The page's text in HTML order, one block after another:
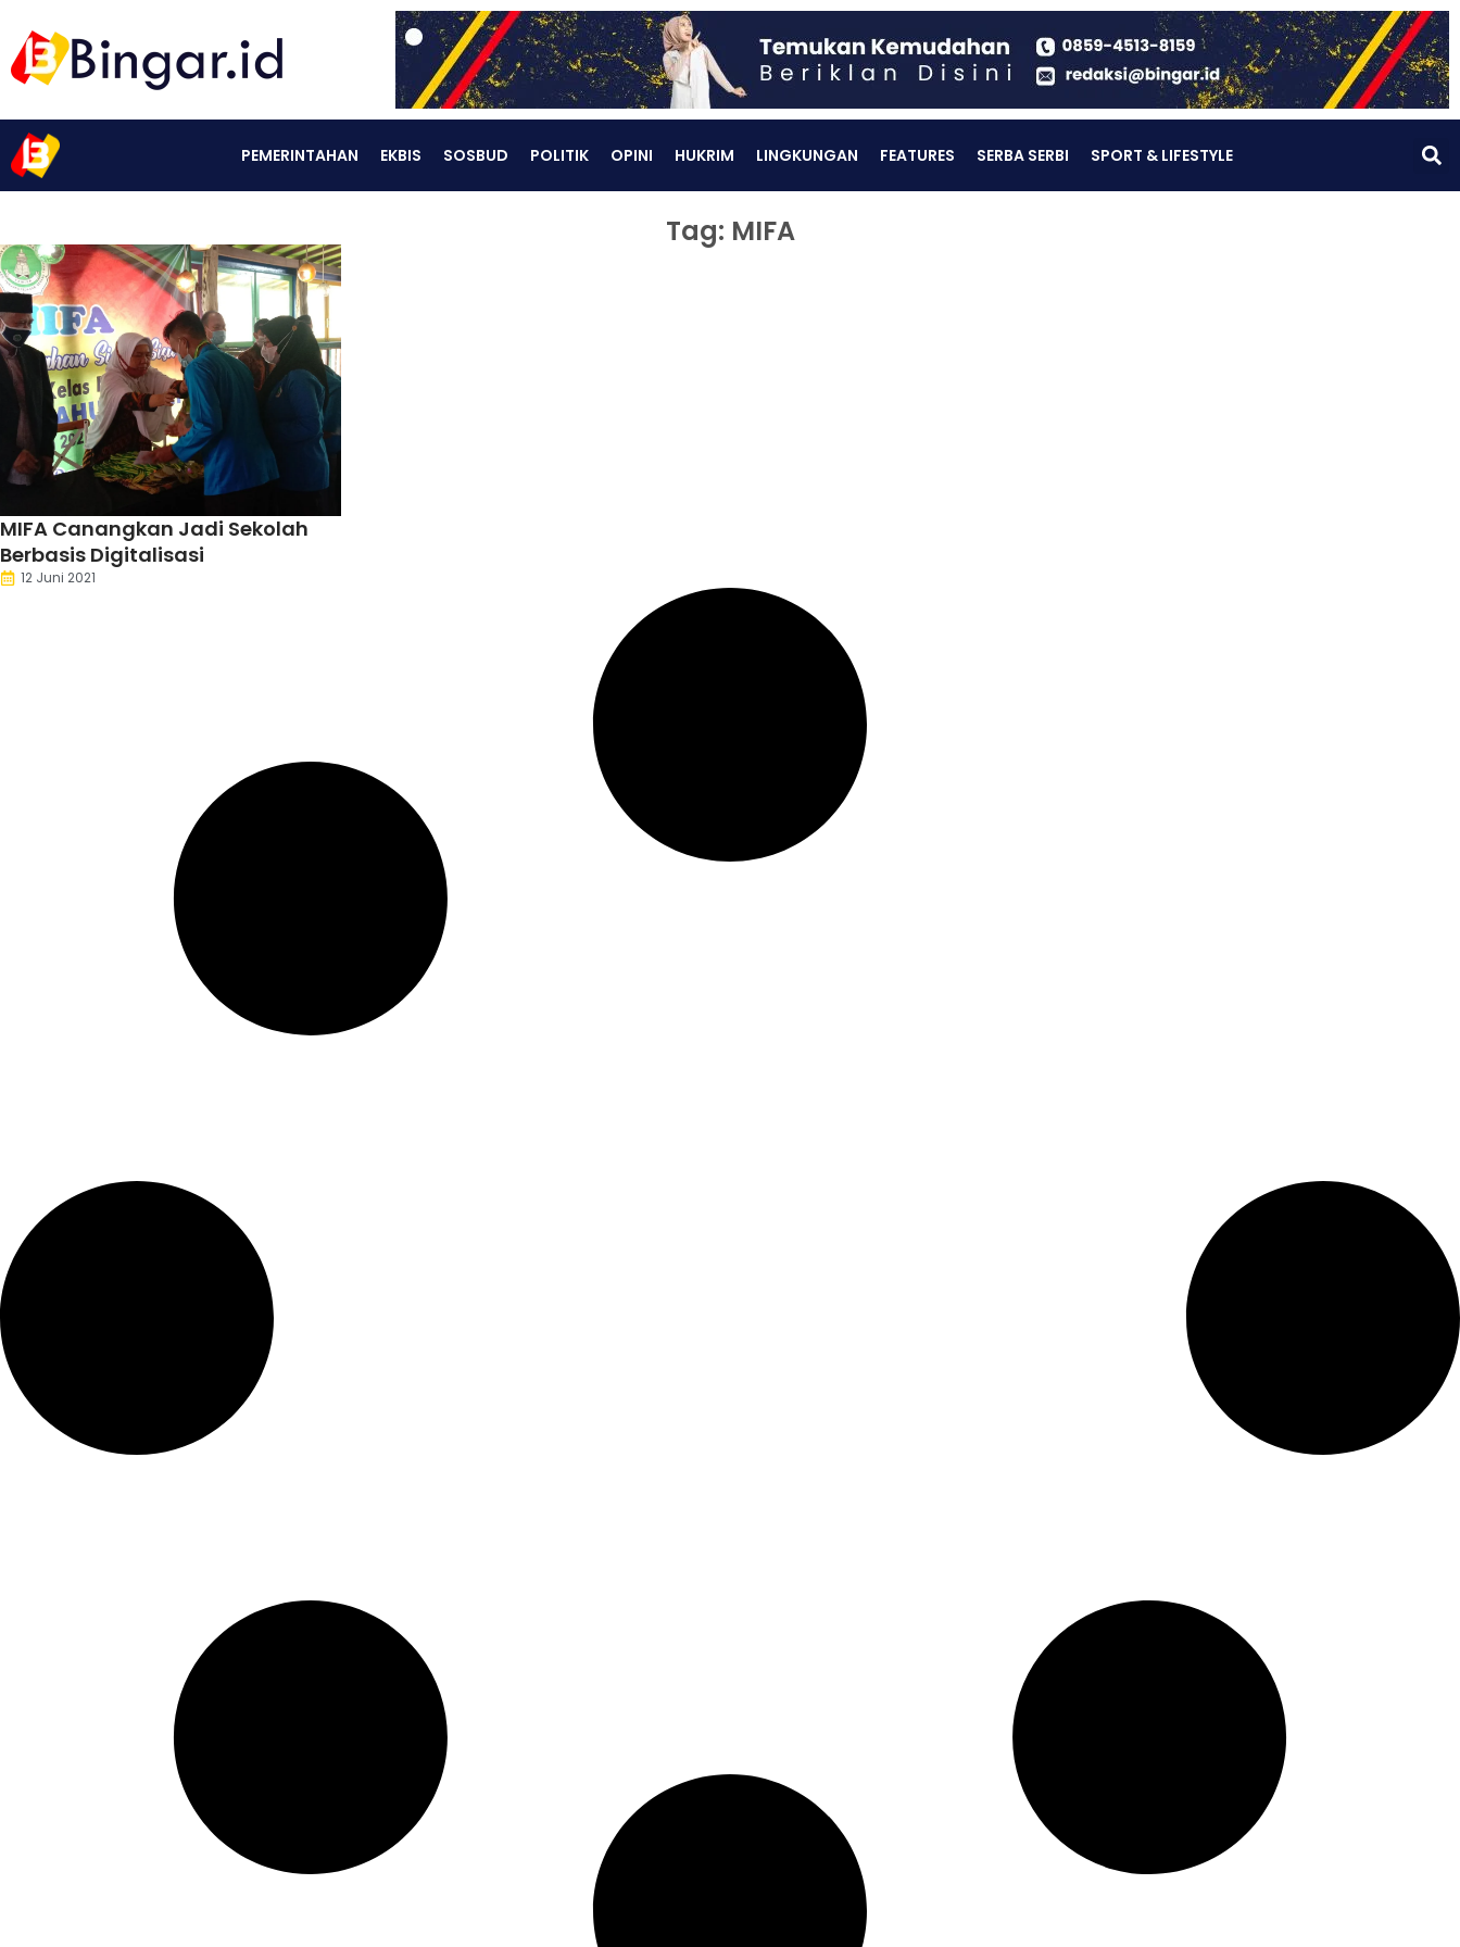
PEMERINTAHAN EKBIS SOSBUD POLITIK OPINI HUKRIM LINGKUNGAN FEATURES SERBA SERBI SPORT & LIFESTYLE
Tag: MIFA
MIFA Canangkan Jadi Sekolah
Berbasis Digitalisasi
12 Juni 2021